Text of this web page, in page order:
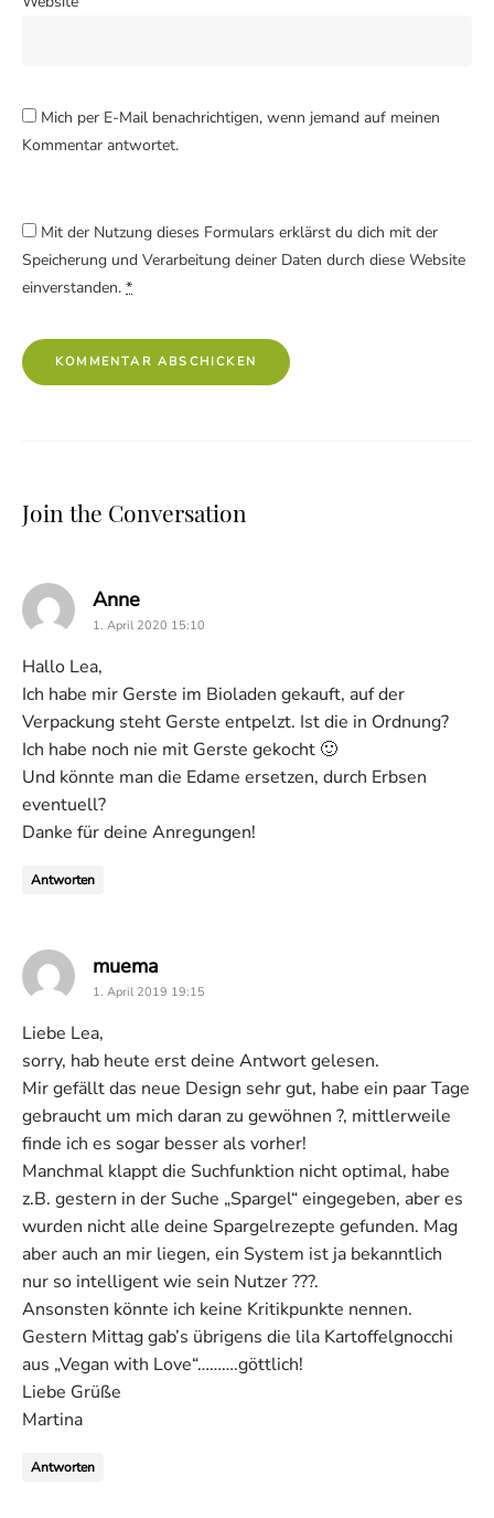
Mich per E-Mail benachrichtigen, wenn jemand auf meinen
Kommentar antwortet.
Mit der Nutzung dieses Formulars erklärst du dich mit der
Speicherung und Verarbeitung deiner Daten durch diese Website
einverstanden. *
Join the Conversation
Annesays:
1. April 2020 15:10
Hallo Lea,
Ich habe mir Gerste im Bioladen gekauft, auf der
Verpackung steht Gerste entpelzt. Ist die in Ordnung?
Ich habe noch nie mit Gerste gekocht 🙂
Und könnte man die Edame ersetzen, durch Erbsen
eventuell?
Danke für deine Anregungen!
Antworten
muema
1. April 2019 19:15
Liebe Lea,
sorry, hab heute erst deine Antwort gelesen.
Mir gefällt das neue Design sehr gut, habe ein paar Tage
gebraucht um mich daran zu gewöhnen ?, mittlerweile
finde ich es sogar besser als vorher!
Manchmal klappt die Suchfunktion nicht optimal, habe
z.B. gestern in der Suche „Spargel“ eingegeben, aber es
wurden nicht alle deine Spargelrezepte gefunden. Mag
aber auch an mir liegen, ein System ist ja bekanntlich
nur so intelligent wie sein Nutzer ???.
Ansonsten könnte ich keine Kritikpunkte nennen.
Gestern Mittag gab’s übrigens die lila Kartoffelgnocchi
aus „Vegan with Love“……….göttlich!
Liebe Grüße
Martina
Antworten